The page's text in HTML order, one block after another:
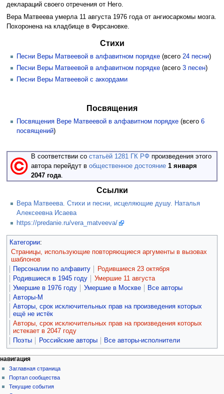
деклараций своего отречения от Него.
Вера Матвеева умерла 11 августа 1976 года от ангиосаркомы мозга.
Похоронена на кладбище в Фирсановке.
Стихи
Песни Веры Матвеевой в алфавитном порядке (всего 24 песни)
Песни Веры Матвеевой в алфавитном порядке (всего 3 песен)
Песни Веры Матвеевой с аккордами
Посвящения
Посвящения Вере Матвеевой в алфавитном порядке (всего 6
посвящений)
В соответствии со статьёй 1281 ГК РФ произведения этого
автора перейдут в общественное достояние 1 января
2047 года.
Ссылки
Вера Матвеева. Стихи и песни, исцеляющие душу. Наталья
Алексеевна Исаева
https://predanie.ru/vera_matveeva/
Категории:
Страницы, использующие повторяющиеся аргументы в вызовах
шаблонов
Персоналии по алфавиту
Родившиеся 23 октября
Родившиеся в 1945 году
Умершие 11 августа
Умершие в 1976 году
Умершие в Москве
Все авторы
Авторы-М
Авторы, срок исключительных прав на произведения которых
ещё не истёк
Авторы, срок исключительных прав на произведения которых
истекает в 2047 году
Поэты
Российские авторы Все авторы-исполнители
навигация
Заглавная страница
Портал сообщества
Текущие события